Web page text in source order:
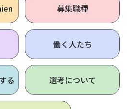
募集職種
働く人たち
る 選考について